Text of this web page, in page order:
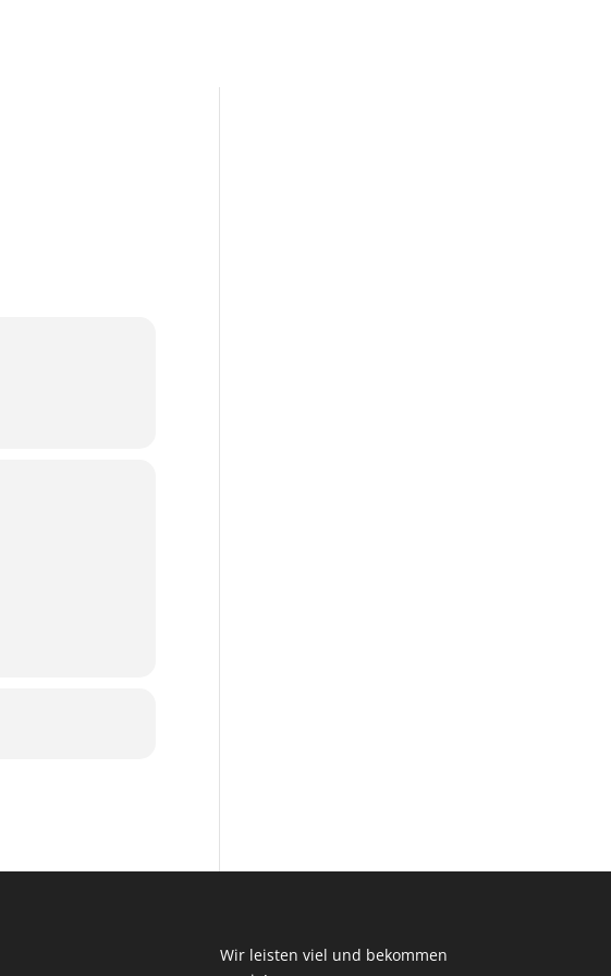
Wir leisten viel und bekommen